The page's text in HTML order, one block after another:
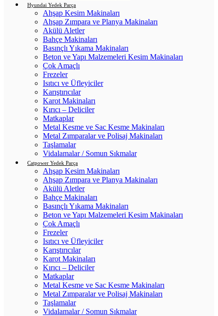
Hyundai Yedek Parça
Ahşap Kesim Makinaları
Ahşap Zımpara ve Planya Makinaları
Akülü Aletler
Bahçe Makinaları
Basınçlı Yıkama Makinaları
Beton ve Yapı Malzemeleri Kesim Makinaları
Çok Amaçlı
Frezeler
Isıtıcı ve Üfleyiciler
Karıştırıcılar
Karot Makinaları
Kırıcı – Deliciler
Matkaplar
Metal Kesme ve Sac Kesme Makinaları
Metal Zımparalar ve Polisaj Makinaları
Taşlamalar
Vidalamalar / Somun Sıkmalar
Catpower Yedek Parça
Ahşap Kesim Makinaları
Ahşap Zımpara ve Planya Makinaları
Akülü Aletler
Bahçe Makinaları
Basınçlı Yıkama Makinaları
Beton ve Yapı Malzemeleri Kesim Makinaları
Çok Amaçlı
Frezeler
Isıtıcı ve Üfleyiciler
Karıştırıcılar
Karot Makinaları
Kırıcı – Deliciler
Matkaplar
Metal Kesme ve Sac Kesme Makinaları
Metal Zımparalar ve Polisaj Makinaları
Taşlamalar
Vidalamalar / Somun Sıkmalar